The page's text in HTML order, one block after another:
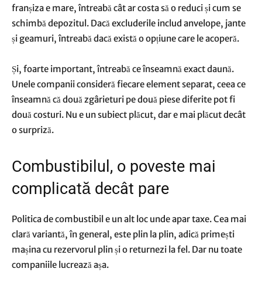
franșiza e mare, întreabă cât ar costa să o reduci și cum se
schimbă depozitul. Dacă excluderile includ anvelope, jante
și geamuri, întreabă dacă există o opțiune care le acoperă.
Și, foarte important, întreabă ce înseamnă exact daună.
Unele companii consideră fiecare element separat, ceea ce
înseamnă că două zgârieturi pe două piese diferite pot fi
două costuri. Nu e un subiect plăcut, dar e mai plăcut decât
o surpriză.
Combustibilul, o poveste mai
complicată decât pare
Politica de combustibil e un alt loc unde apar taxe. Cea mai
clară variantă, în general, este plin la plin, adică primești
mașina cu rezervorul plin și o returnezi la fel. Dar nu toate
companiile lucrează așa.